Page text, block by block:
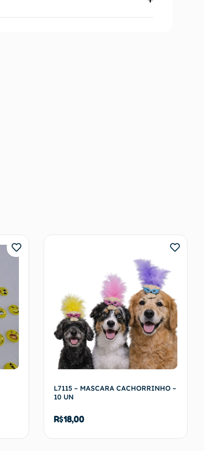
L7115 – MASCARA CACHORRINHO –
10 UN
R$18,00